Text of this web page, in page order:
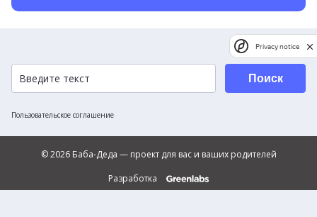
Пользовательское соглашение
Поиск
© 2026 Баба-Деда — проект для вас и ваших родителей
Разработка
Privacy notice